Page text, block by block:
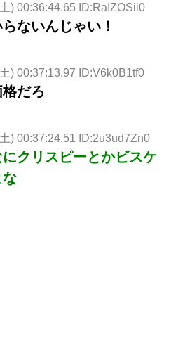
) 00:36:44.65 ID:RaIZOSii0
ないんじゃい！
) 00:37:13.97 ID:V6k0B1tf0
だろ
) 00:37:24.51 ID:2u3ud7Zn0
クリスピーとかビスケ
な